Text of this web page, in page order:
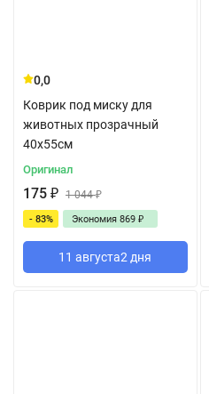
0,0
Коврик под миску для
животных прозрачный
40x55см
Оригинал
175 ₽ 1 044₽
- 83% Экономия 869 ₽
11 августа2 дня